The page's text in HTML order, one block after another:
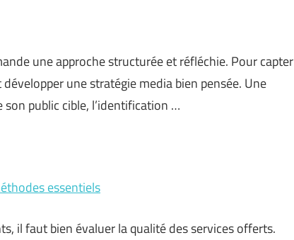
une approche structurée et réfléchie. Pour capter
une stratégie media bien pensée. Une
public cible, l’identification …
essentiels
il faut bien évaluer la qualité des services offerts.